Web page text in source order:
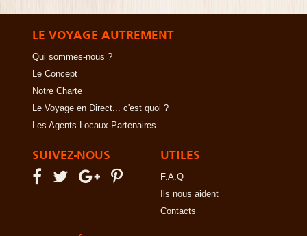
LE VOYAGE AUTREMENT
Qui sommes-nous ?
Le Concept
Notre Charte
Le Voyage en Direct... c'est quoi ?
Les Agents Locaux Partenaires
SUIVEZ-NOUS UTILES
F.A.Q
Ils nous aident
Contacts